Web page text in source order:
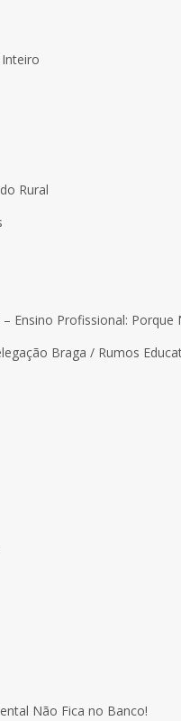
Rural
Ensino Profissional: Porque
Braga / Rumos
Não Fica no Banco!